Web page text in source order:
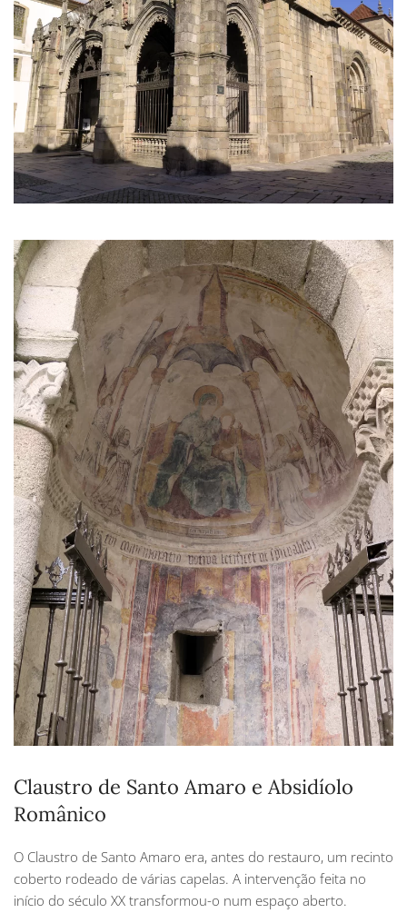
Claustro de Santo Amaro e Absidíolo
Românico
O Claustro de Santo Amaro era, antes do restauro, um recinto
coberto rodeado de várias capelas. A intervenção feita no
início do século XX transformou-o num espaço aberto.